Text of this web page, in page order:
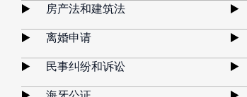
房产法和建筑法
离婚申请
民事纠纷和诉讼